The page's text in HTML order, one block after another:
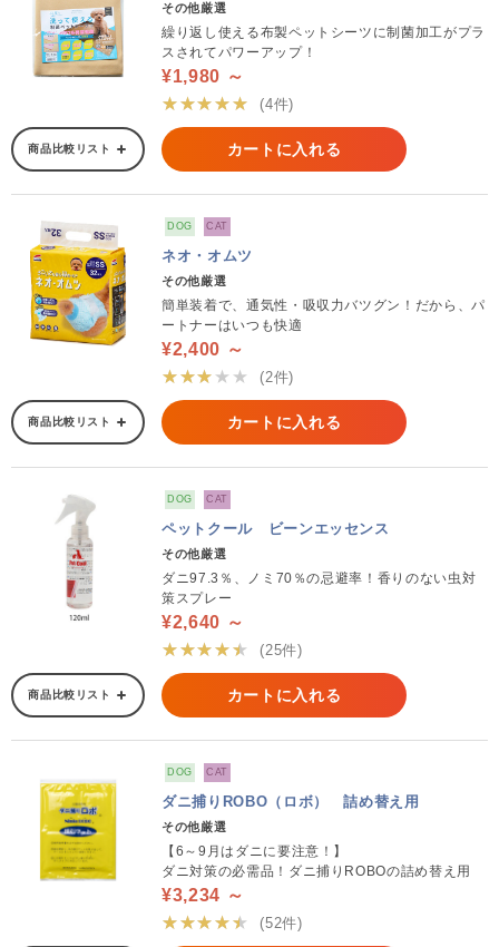
その他厳選
繰り返し使える布製ペットシーツに制菌加工がプラ
スされてパワーアップ！
¥1,980 ～
★★★★★
(4件)
商品比較リスト カートに入れる
DOG CAT
ネオ・オムツ
その他厳選
簡単装着で、通気性・吸収力バツグン！だから、パ
ートナーはいつも快適
¥2,400 ～
★★★★★
(2件)
商品比較リスト カートに入れる
DOG CAT
ペットクール ビーンエッセンス
その他厳選
ダニ97.3％、ノミ70％の忌避率！香りのない虫対
策スプレー
¥2,640 ～
★★★★★
(25件)
商品比較リスト カートに入れる
DOG CAT
ダニ捕りROBO（ロボ） 詰め替え用
その他厳選
【6～9月はダニに要注意！】
ダニ対策の必需品！ダニ捕りROBOの詰め替え用
¥3,234 ～
★★★★★
(52件)